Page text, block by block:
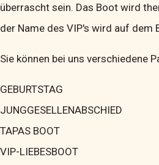
überrascht sein. Das Boot wird
der Name des VIP's wird auf dem
Sie können bei uns verschiedene
GEBURTSTAG
JUNGGESELLENABSCHIED
TAPAS BOOT
VIP-LIEBESBOOT